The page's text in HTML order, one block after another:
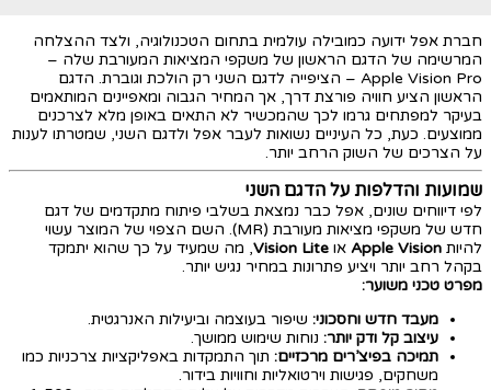
חברת אפל ידועה כמובילה עולמית בתחום הטכנולוגיה, ולצד ההצלחה
המרשימה של הדגם הראשון של משקפי המציאות המעורבת שלה –
Apple Vision Pro – הציפייה לדגם השני רק הולכת וגוברת. הדגם
הראשון הציע חוויה פורצת דרך, אך המחיר הגבוה ומאפיינים המותאמים
בעיקר למפתחים גרמו לכך שהמכשיר לא התאים באופן מלא לצרכנים
ממוצעים. כעת, כל העיניים נשואות לעבר אפל ולדגם השני, שמטרתו לענות
על הצרכים של השוק הרחב יותר.
שמועות והדלפות על הדגם השני
לפי דיווחים שונים, אפל כבר נמצאת בשלבי פיתוח מתקדמים של דגם
חדש של משקפי מציאות מעורבת (MR). השם הצפוי של המוצר עשוי
להיות Apple Vision או Vision Lite, מה שמעיד על כך שהוא יתמקד
בקהל רחב יותר ויציע פתרונות במחיר נגיש יותר.
מפרט טכני משוער:
מעבד חדש וחסכוני: שיפור בעוצמה וביעילות האנרגטית.
עיצוב קל ודק יותר: נוחות שימוש ממושך.
תמיכה בפיצ’רים מרכזיים: תוך התמקדות באפליקציות צרכניות כמו
משחקים, פגישות וירטואליות וחוויות בידור.